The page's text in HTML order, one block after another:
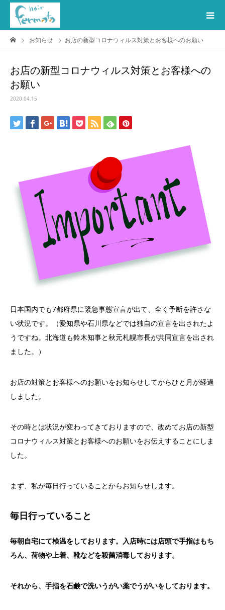
お知らせ お店の新型コロナウィルス対策とお客様へのお願い
お店の新型コロナウィルス対策とお客様への
お願い
2020.04.15
日本国内でも7都府県に緊急事態宣言が出て、 全く予断を許さな
い状況です。（愛知県や石川県などでは独自の宣言を出されたよ
うですね。北海道も鈴木知事と秋元札幌市長が共同宣言を出され
ました。）
お店の対策とお客様へのお願いをお知らせしてからひと月が経過
し ました。
その時とは状況が変わってきておりますので、 改めてお店の新型
コロナウィルス対策とお客様へのお願いをお伝えすることにしま
した。
まず、私が毎日行っていることからお知らせします。
毎日行っていること
毎朝自宅にて検温をしております。
入店時には店頭で手指はもち
ろん、荷物や上着、 靴などを殺菌消毒しております。
それから、手指を石鹸で洗いうがい薬でうがいをしております。